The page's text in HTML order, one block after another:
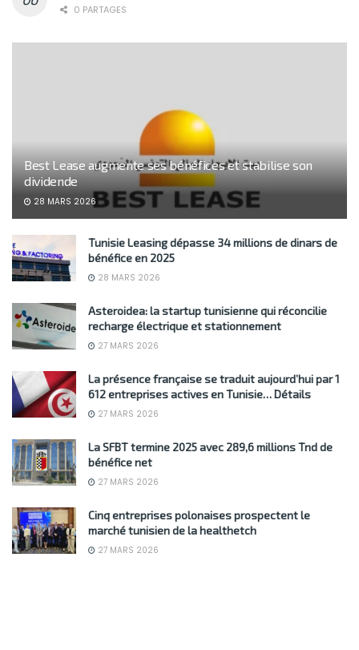
0 PARTAGES
Best Lease augmente ses bénéfices et stabilise son
dividende
28 MARS 2026
Tunisie Leasing dépasse 34 millions de dinars de
bénéfice en 2025
28 MARS 2026
Asteroidea: la startup tunisienne qui réconcilie
recharge électrique et stationnement
27 MARS 2026
La présence française se traduit aujourd’hui par 1
612 entreprises actives en Tunisie… Détails
27 MARS 2026
La SFBT termine 2025 avec 289,6 millions Tnd de
bénéfice net
27 MARS 2026
Cinq entreprises polonaises prospectent le
marché tunisien de la healthetch
27 MARS 2026